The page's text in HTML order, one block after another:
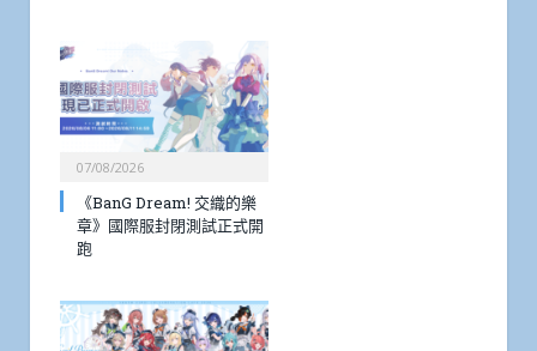
07/08/2026
《BanG Dream! 交織的樂
章》國際服封閉測試正式開
跑